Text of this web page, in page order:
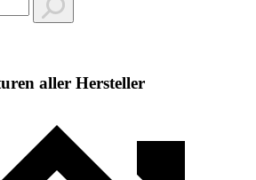
aller Hersteller